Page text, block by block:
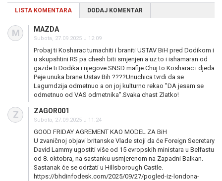
LISTA KOMENTARA DODAJ KOMENTAR
M MAZDA
Subota, 27.09.2025 u 12:09
Probaj ti Kosharac tumachiti i braniti USTAV BiH pred Dodikom i
u skupshtini RS pa chesh biti smjenjen a uz to i ishamaran od
gazde ti Dodika i njegove SNSD mafije.Chuj to Kosharac i djeda
Peje unuka brane Ustav Bih ????Unuchica tvrdi da se
Lagumdzija odmetnuo a on joj kulturno rekao "DA jesam se
odmetnuo od VAS odmetnika".Svaka chast Zlatko!
Z ZAGOR001
Subota, 27.09.2025 u 11:24
GOOD FRIDAY AGREMENT KAO MODEL ZA BiH
U zvaničnoj objavi britanske Vlade stoji da će Foreign Secretary
David Lammy ugostiti više od 15 evropskih ministara u Belfastu
od 8. oktobra, na sastanku usmjerenom na Zapadni Balkan.
Sastanak će se održati u Hillsborough Castle.
https://bhdinfodesk.com/2025/09/27/pogled-iz-londona-